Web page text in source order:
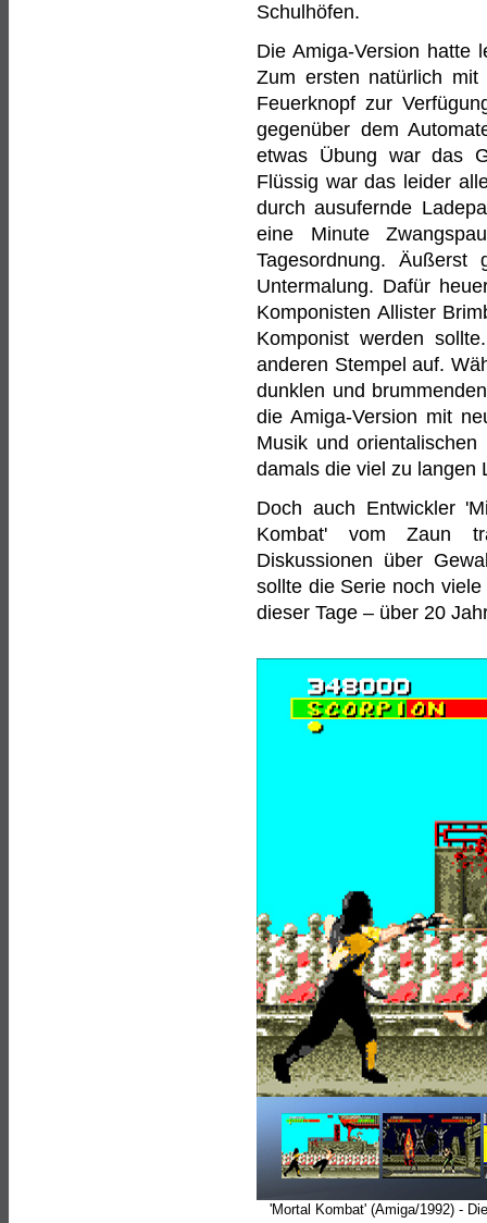
Schulhöfen.
Die Amiga-Version hatte
Zum ersten natürlich
Feuerknopf zur
gegenüber dem
etwas Übung war das
Flüssig war das leider
durch ausufernde
eine Minute
Tagesordnung.
Untermalung. Dafür
Komponisten Allister
Komponist werden
anderen Stempel auf.
dunklen und
die Amiga-Version mit
Musik und
damals die viel zu langen
Doch auch Entwickler
Kombat' vom Zaun
Diskussionen über
sollte die Serie noch
dieser Tage – über 20
'Mortal Kombat' (Amiga/1992) -